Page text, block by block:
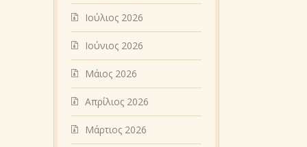
Ιούλιος 2026
Ιούνιος 2026
Μάιος 2026
Απρίλιος 2026
Μάρτιος 2026